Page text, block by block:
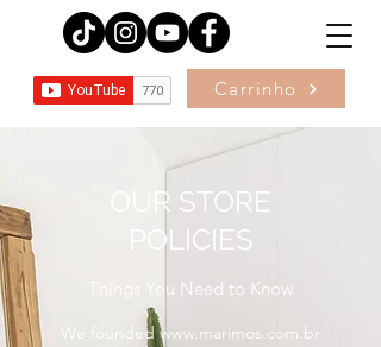
Carrinho
OUR STORE
POLICIES
Things You Need to Know
We foundedwww.marimos.com.br